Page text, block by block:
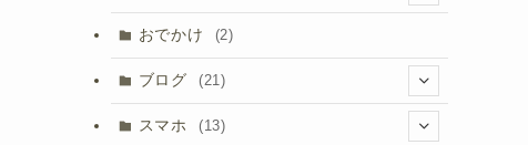
(2)
(13)
(1)
(20)
おでかけ (2)
ブログ (21)
(5)
スマホ (13)